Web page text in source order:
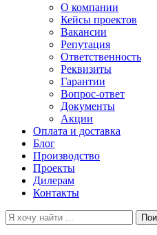
О компании
Кейсы проектов
Вакансии
Репутация
Ответственность
Реквизиты
Гарантии
Вопрос-ответ
Документы
Акции
Оплата и доставка
Блог
Производство
Проекты
Дилерам
Контакты